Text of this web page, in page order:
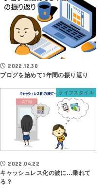
2022.12.30
ブログを始めて1年間の振り返り
ライフスタイル
2022.04.22
キャッシュレス化の波に…乗れて
る？